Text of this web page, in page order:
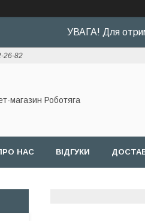
УВАГА! Для
26-82
магазин Роботяга
НАС ВІДГУКИ